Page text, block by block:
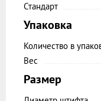
Стандарт
Упаковка
Количество в
Вес
Размер